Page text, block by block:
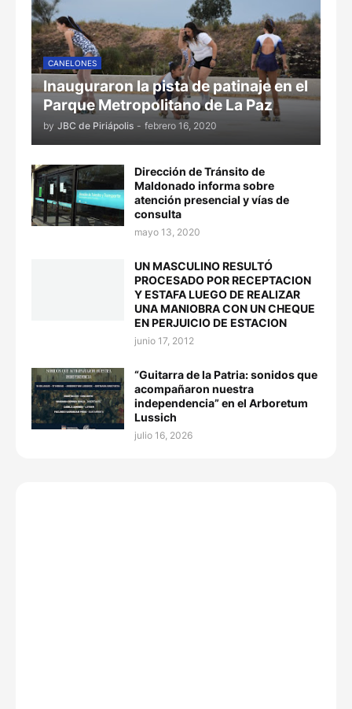
CANELONES
Inauguraron la pista de patinaje en el
Parque Metropolitano de La Paz
by JBC de Piriápolis - febrero 16, 2020
Dirección de Tránsito de
Maldonado informa sobre
atención presencial y vías de
consulta
mayo 13, 2020
UN MASCULINO RESULTÓ
PROCESADO POR RECEPTACION
Y ESTAFA LUEGO DE REALIZAR
UNA MANIOBRA CON UN CHEQUE
EN PERJUICIO DE ESTACION
junio 17, 2012
“Guitarra de la Patria: sonidos que
acompañaron nuestra
independencia” en el Arboretum
Lussich
julio 16, 2026